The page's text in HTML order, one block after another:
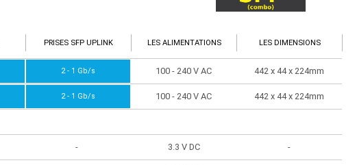
PRISES SFP UPLINK LES ALIMENTATIONS LES DIMENSIONS
2 - 1 Gb/s 100 - 240 V AC 442 x 44 x 224mm
2 - 1 Gb/s 100 - 240 V AC 442 x 44 x 224mm
- 3.3 V DC -